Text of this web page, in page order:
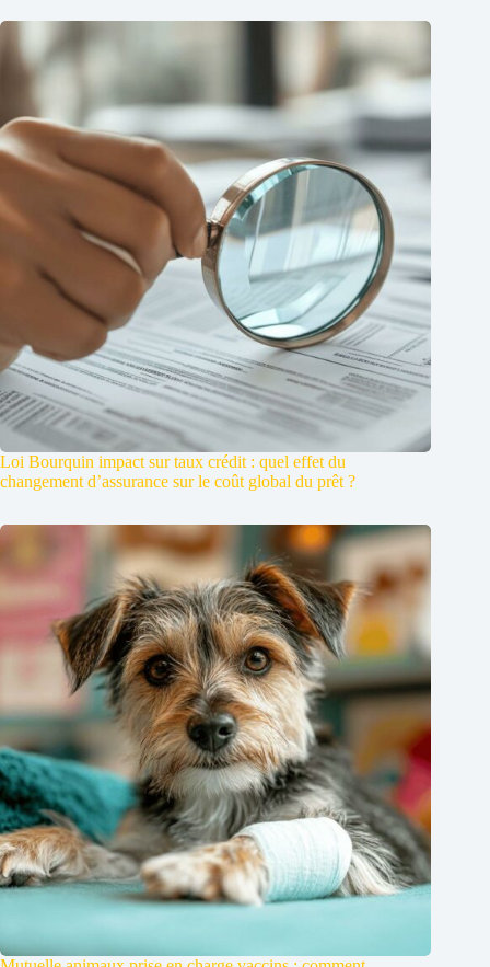
Loi Bourquin impact sur taux crédit : quel effet du
changement d’assurance sur le coût global du prêt ?